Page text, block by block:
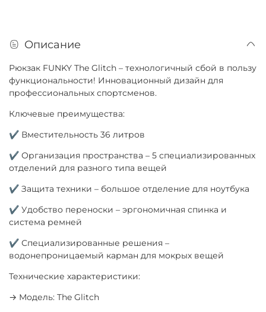
Описание
Рюкзак FUNKY The Glitch – технологичный сбой в пользу
функциональности! Инновационный дизайн для
профессиональных спортсменов.
Ключевые преимущества:
✔ Вместительность 36 литров
✔ Организация пространства – 5 специализированных
отделений для разного типа вещей
✔ Защита техники – большое отделение для ноутбука
✔ Удобство переноски – эргономичная спинка и
система ремней
✔ Специализированные решения –
водонепроницаемый карман для мокрых вещей
Технические характеристики:
→ Модель: The Glitch